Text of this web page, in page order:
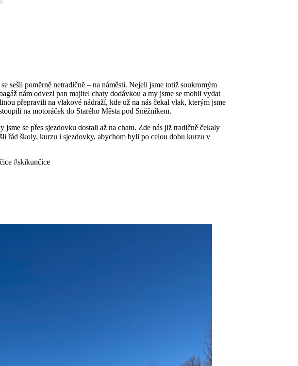
sešli poměrně netradičně – na náměstí. Nejeli jsme totiž soukromým
nám odvezl pan majitel chaty dodávkou a my jsme se mohli vydat
přepravili na vlakové nádraží, kde už na nás čekal vlak, kterým jsme
na motoráček do Starého Města pod Sněžníkem.
jsme se přes sjezdovku dostali až na chatu. Zde nás již tradičně čekaly
řád školy, kurzu i sjezdovky, abychom byli po celou dobu kurzu v
#skikunčice